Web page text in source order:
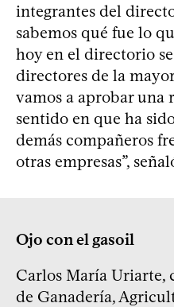
integrantes del
sabemos qué fue lo
hoy en el directorio
directores de la
vamos a aprobar una
sentido en que ha
demás compañeros
otras empresas”,
Ojo con el gasoil
Carlos María Uriarte,
de Ganadería,